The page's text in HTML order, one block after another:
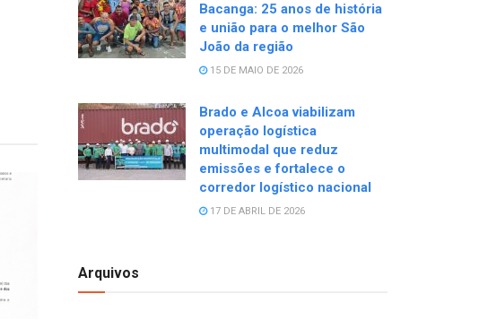
Bacanga: 25 anos de história
e união para o melhor São
João da região
15 DE MAIO DE 2026
Brado e Alcoa viabilizam
operação logística
multimodal que reduz
emissões e fortalece o
corredor logístico nacional
17 DE ABRIL DE 2026
Arquivos